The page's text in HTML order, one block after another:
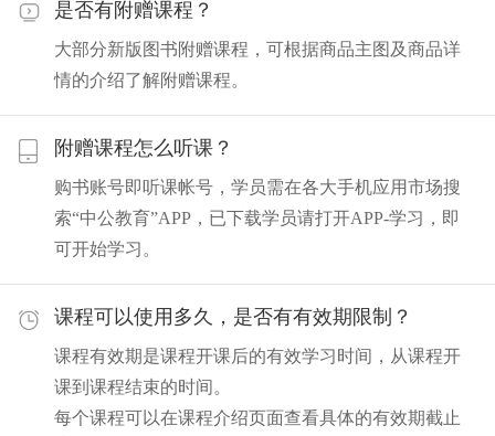
是否有附赠课程？
大部分新版图书附赠课程，可根据商品主图及商品详
情的介绍了解附赠课程。
附赠课程怎么听课？
购书账号即听课帐号，学员需在各大手机应用市场搜
索“中公教育”APP，已下载学员请打开APP-学习，即
可开始学习。
课程可以使用多久，是否有有效期限制？
课程有效期是课程开课后的有效学习时间，从课程开
课到课程结束的时间。
每个课程可以在课程介绍页面查看具体的有效期截止